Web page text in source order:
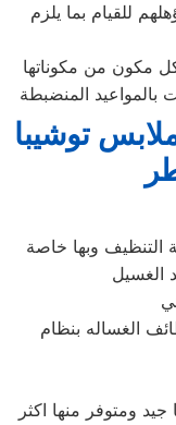
للقيام بما يلزم
مكون من مكوناتها
بالمواعيد المنضبطة
توشيبا
التنظيف وبها خاصة
الغساله بنظام
ومتوفر منها اكثر